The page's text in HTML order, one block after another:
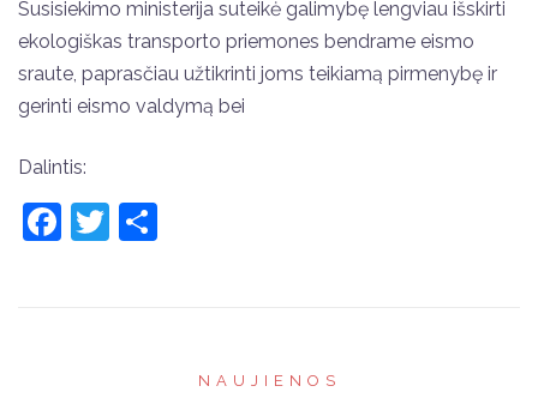
Susisiekimo ministerija suteikė galimybę lengviau išskirti
ekologiškas transporto priemones bendrame eismo
sraute, paprasčiau užtikrinti joms teikiamą pirmenybę ir
gerinti eismo valdymą bei
Dalintis:
Facebook
Twitter
NAUJIENOS